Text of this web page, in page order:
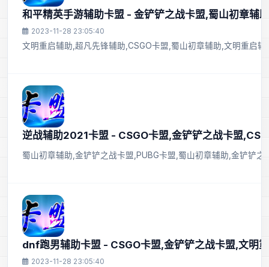
和平精英手游辅助卡盟 - 金铲铲之战卡盟,蜀山初章辅
2023-11-28 23:05:40
文明重启辅助,超凡先锋辅助,CSGO卡盟,蜀山初章辅助,文明重启
逆战辅助2021卡盟 - CSGO卡盟,金铲铲之战卡盟
蜀山初章辅助,金铲铲之战卡盟,PUBG卡盟,蜀山初章辅助,金铲铲
dnf跑男辅助卡盟 - CSGO卡盟,金铲铲之战卡盟,文明
2023-11-28 23:05:40